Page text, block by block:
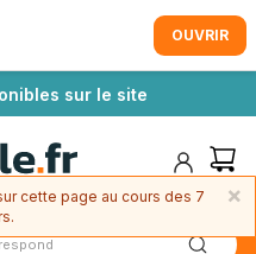
sur le site
OUVRIR
×
cette page au cours des 7